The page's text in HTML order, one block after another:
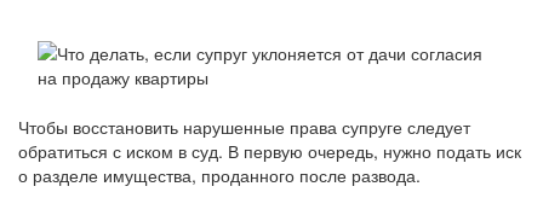
Чтобы восстановить нарушенные права супруге следует
обратиться с иском в суд. В первую очередь, нужно подать иск
о разделе имущества, проданного после развода.